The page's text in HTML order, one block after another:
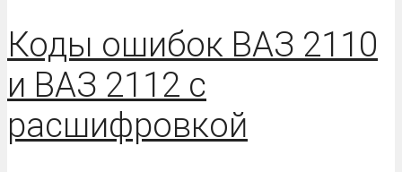
Коды ошибок ВАЗ 2110
и ВАЗ 2112 с
расшифровкой